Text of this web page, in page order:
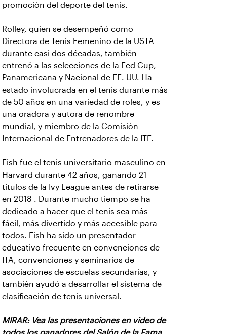
promoción del deporte del tenis.
Rolley, quien se desempeñó como
Directora de Tenis Femenino de la USTA
durante casi dos décadas, también
entrenó a las selecciones de la Fed Cup,
Panamericana y Nacional de EE. UU. Ha
estado involucrada en el tenis durante más
de 50 años en una variedad de roles, y es
una oradora y autora de renombre
mundial, y miembro de la Comisión
Internacional de Entrenadores de la ITF.
Fish fue el tenis universitario masculino en
Harvard durante 42 años, ganando 21
títulos de la Ivy League antes de retirarse
en 2018 . Durante mucho tiempo se ha
dedicado a hacer que el tenis sea más
fácil, más divertido y más accesible para
todos. Fish ha sido un presentador
educativo frecuente en convenciones de
ITA, convenciones y seminarios de
asociaciones de escuelas secundarias, y
también ayudó a desarrollar el sistema de
clasificación de tenis universal.
MIRAR: Vea las presentaciones en video de